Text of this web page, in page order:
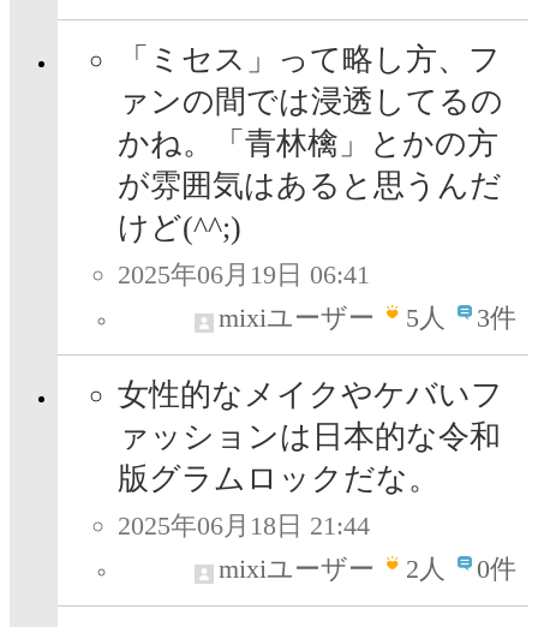
「ミセス」って略し方、フ
ァンの間では浸透してるの
かね。「青林檎」とかの方
が雰囲気はあると思うんだ
けど(^^;)
2025年06月19日 06:41
mixiユーザー
5人 3件
女性的なメイクやケバいフ
ァッションは日本的な令和
版グラムロックだな。
2025年06月18日 21:44
mixiユーザー
2人 0件